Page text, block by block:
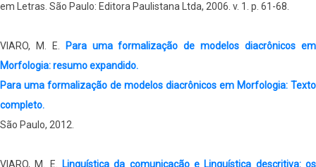
em Letras. São Paulo: Editora Paulistana Ltda, 2006. v. 1. p. 61-68.
VIARO, M. E.
Para uma formalização de modelos diacrônicos em
Morfologia: resumo expandido.
Para uma formalização de modelos diacrônicos em Morfologia: Texto
completo.
São Paulo, 2012.
VIARO, M. E.
Linguística da comunicação e Linguística descritiva: os